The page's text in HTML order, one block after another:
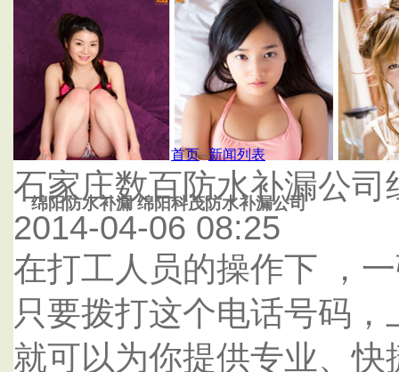
绵阳防水补漏 绵阳科茂防水补漏公司
杭州泰鑫防水补漏公司
首页--新闻列表
石家庄数百防水补漏公
2014-04-06 08:25
在打工人员的操作下 ，
只要拨打这个电话号码
就可以为你提供专业、